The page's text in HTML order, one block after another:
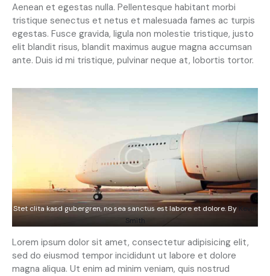
Aenean et egestas nulla. Pellentesque habitant morbi
tristique senectus et netus et malesuada fames ac turpis
egestas. Fusce gravida, ligula non molestie tristique, justo
elit blandit risus, blandit maximus augue magna accumsan
ante. Duis id mi tristique, pulvinar neque at, lobortis tortor.
Stet clita kasd gubergren, no sea sanctus est labore et dolore. By Kevin
Smith
Lorem ipsum dolor sit amet, consectetur adipisicing elit,
sed do eiusmod tempor incididunt ut labore et dolore
magna aliqua. Ut enim ad minim veniam, quis nostrud